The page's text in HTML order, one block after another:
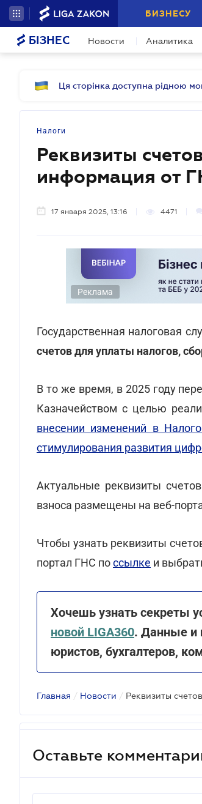
БИЗНЕСУ
БІЗНЕС Новости Аналитика
Ця сторінка доступна рідною
Налоги
Реквизиты
информация от
17 января 2025, 13:16 4471
Реклама
Государственная налоговая
счетов для уплаты налогов,
В то же время, в 2025 году
Казначейством с целью
внесении изменений в
стимулирования развития
Актуальные реквизиты
взноса размещены на веб-
Чтобы узнать реквизиты
портал ГНС поссылке и
Хочешь узнать секреты
новой LIGA360. Данные и
юристов, бухгалтеров,
Главная / Новости /
Оставьте